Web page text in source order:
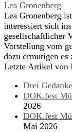
Lea Gronenberg
Lea Gronenberg
interessiert sich
gesellschaftlicher
Vorstellung vom
dazu ermutigen es
Letzte Artikel von
Drei
DOK.fest
2026
DOK.fest
Mai 2026